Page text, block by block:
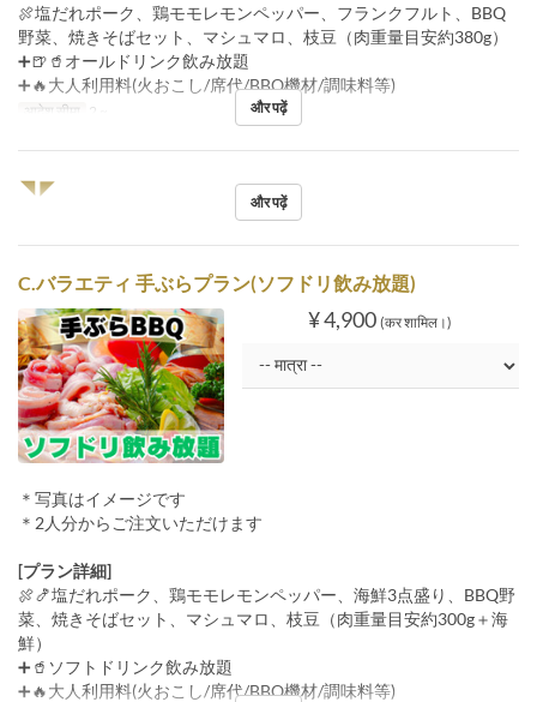
🍖塩だれポーク、鶏モモレモンペッパー、フランクフルト、BBQ
野菜、焼きそばセット、マシュマロ、枝豆（肉重量目安約380g）
➕🍺🥤オールドリンク飲み放題
➕🔥大人利用料(火おこし/席代/BBQ機材/調味料等)
आदेश सीमा 2 ~ और पढ़ें
◥◤
और पढ़ें
C.バラエティ 手ぶらプラン(ソフドリ飲み放題)
¥ 4,900 (कर शामिल।)
＊写真はイメージです
＊2人分からご注文いただけます
[プラン詳細]
🍖🍤塩だれポーク、鶏モモレモンペッパー、海鮮3点盛り、BBQ野
菜、焼きそばセット、マシュマロ、枝豆（肉重量目安約300g＋海
鮮）
➕🥤ソフトドリンク飲み放題
➕🔥大人利用料(火おこし/席代/BBQ機材/調味料等)